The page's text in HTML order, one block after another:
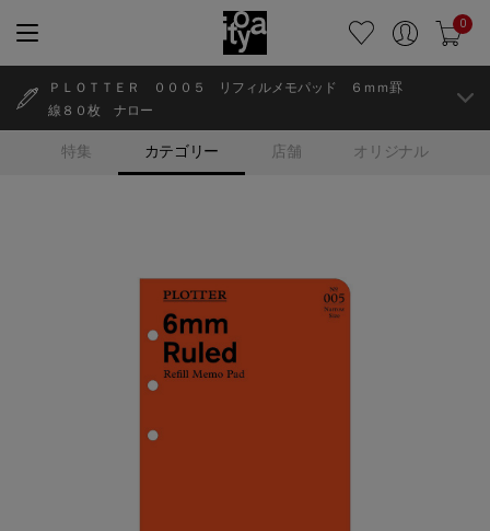
0
特集 カテゴリー 店舗 オリジナル
ＰＬＯＴＴＥＲ ０００５ リフィルメモパッド ６ｍｍ罫
線８０枚 ナロー